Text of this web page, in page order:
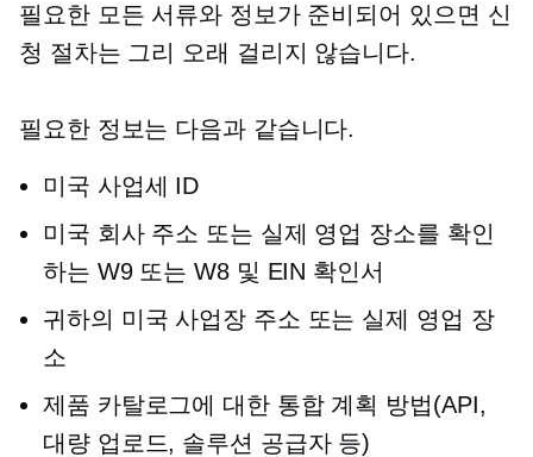
필요한 모든 서류와 정보가 준비되어 있으면 신
청 절차는 그리 오래 걸리지 않습니다.
필요한 정보는 다음과 같습니다.
미국 사업세 ID
미국 회사 주소 또는 실제 영업 장소를 확인
하는 W9 또는 W8 및 EIN 확인서
귀하의 미국 사업장 주소 또는 실제 영업 장
소
제품 카탈로그에 대한 통합 계획 방법(API,
대량 업로드, 솔루션 공급자 등)